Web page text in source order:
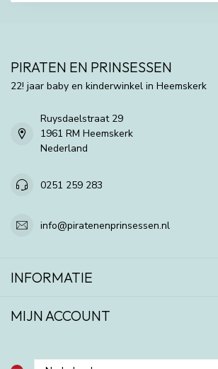
PIRATEN EN PRINSESSEN
22! jaar baby en kinderwinkel in Heemskerk
Ruysdaelstraat 29
1961 RM Heemskerk
Nederland
0251 259 283
info@piratenenprinsessen.nl
INFORMATIE
MIJN ACCOUNT